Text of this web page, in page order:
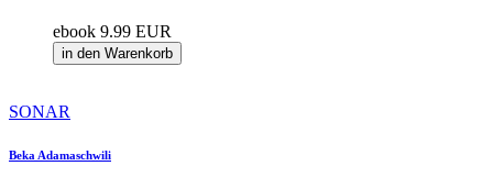
ebook 9.99 EUR
in den Warenkorb
SONAR
Beka Adamaschwili